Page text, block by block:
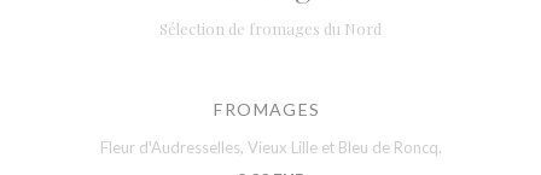
Sélection de fromages du Nord
FROMAGES
Fleur d'Audresselles, Vieux Lille et Bleu de Roncq.